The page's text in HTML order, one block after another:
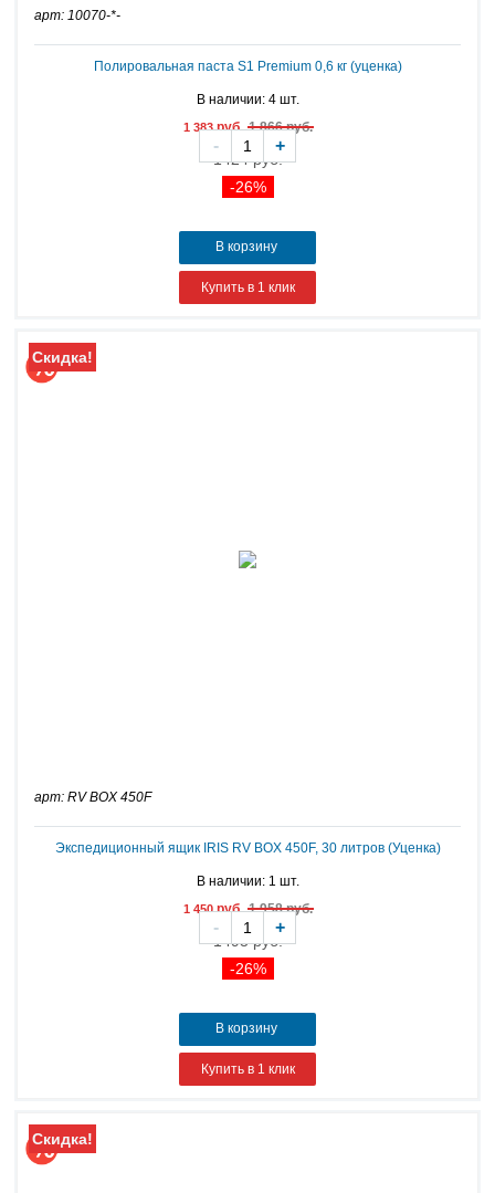
арт: 10070-*-
Полировальная паста S1 Premium 0,6 кг (уценка)
В наличии: 4 шт.
1 383руб.1 866 руб.
1424 руб.
-26%
- +
В корзину
Купить в 1 клик
Скидка!
арт: RV BOX 450F
Экспедиционный ящик IRIS RV BOX 450F, 30 литров (Уценка)
В наличии: 1 шт.
1 450руб.1 958 руб.
1493 руб.
-26%
- +
В корзину
Купить в 1 клик
Скидка!